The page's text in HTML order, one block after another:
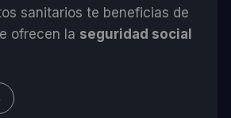
sanitarios te beneficias de
ofrecen la seguridad social